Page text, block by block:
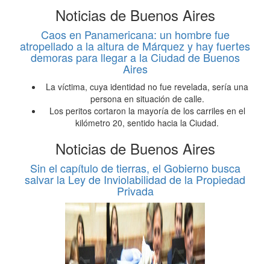
Noticias de Buenos Aires
Caos en Panamericana: un hombre fue
atropellado a la altura de Márquez y hay fuertes
demoras para llegar a la Ciudad de Buenos
Aires
La víctima, cuya identidad no fue revelada, sería una
persona en situación de calle.
Los peritos cortaron la mayoría de los carriles en el
kilómetro 20, sentido hacia la Ciudad.
Noticias de Buenos Aires
Sin el capítulo de tierras, el Gobierno busca
salvar la Ley de Inviolabilidad de la Propiedad
Privada